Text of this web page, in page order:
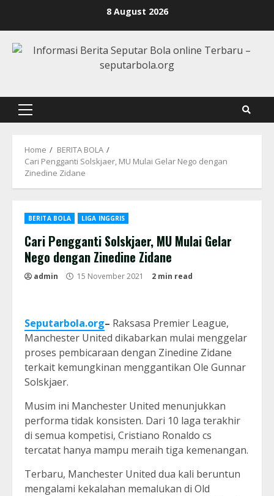
8 August 2026
Primary
Home
BERITA BOLA
Cari Pengganti Solskjaer, MU Mulai Gelar Nego dengan
Zinedine Zidane
BERITA BOLA LIGA INGGRIS
Cari Pengganti Solskjaer, MU Mulai Gelar
Nego dengan Zinedine Zidane
admin 15 November 2021 2 min read
Seputarbola.org– Raksasa Premier League,
Manchester United dikabarkan mulai menggelar
proses pembicaraan dengan Zinedine Zidane
terkait kemungkinan menggantikan Ole Gunnar
Solskjaer.
Musim ini Manchester United menunjukkan
performa tidak konsisten. Dari 10 laga terakhir
di semua kompetisi, Cristiano Ronaldo cs
tercatat hanya mampu meraih tiga kemenangan.
Terbaru, Manchester United dua kali beruntun
mengalami kekalahan memalukan di Old